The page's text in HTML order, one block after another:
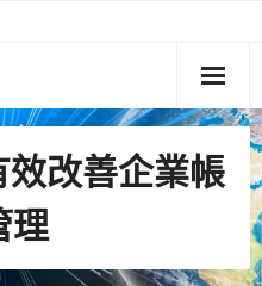
效改善企業帳
理